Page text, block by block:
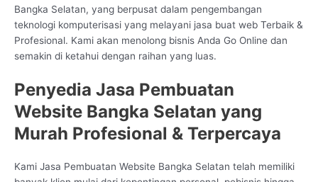
Bangka Selatan, yang berpusat dalam pengembangan
teknologi komputerisasi yang melayani jasa buat web Terbaik &
Profesional. Kami akan menolong bisnis Anda Go Online dan
semakin di ketahui dengan raihan yang luas.
Penyedia Jasa Pembuatan
Website Bangka Selatan yang
Murah Profesional & Terpercaya
Kami Jasa Pembuatan Website Bangka Selatan telah memiliki